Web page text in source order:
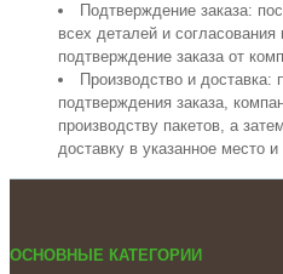
Подтверждение заказа:
всех деталей и согласования
подтверждение заказа от
Производство и доставка:
подтверждения заказа,
производству пакетов, а
доставку в указанное место
ОСНОВНЫЕ КАТЕГОРИИ